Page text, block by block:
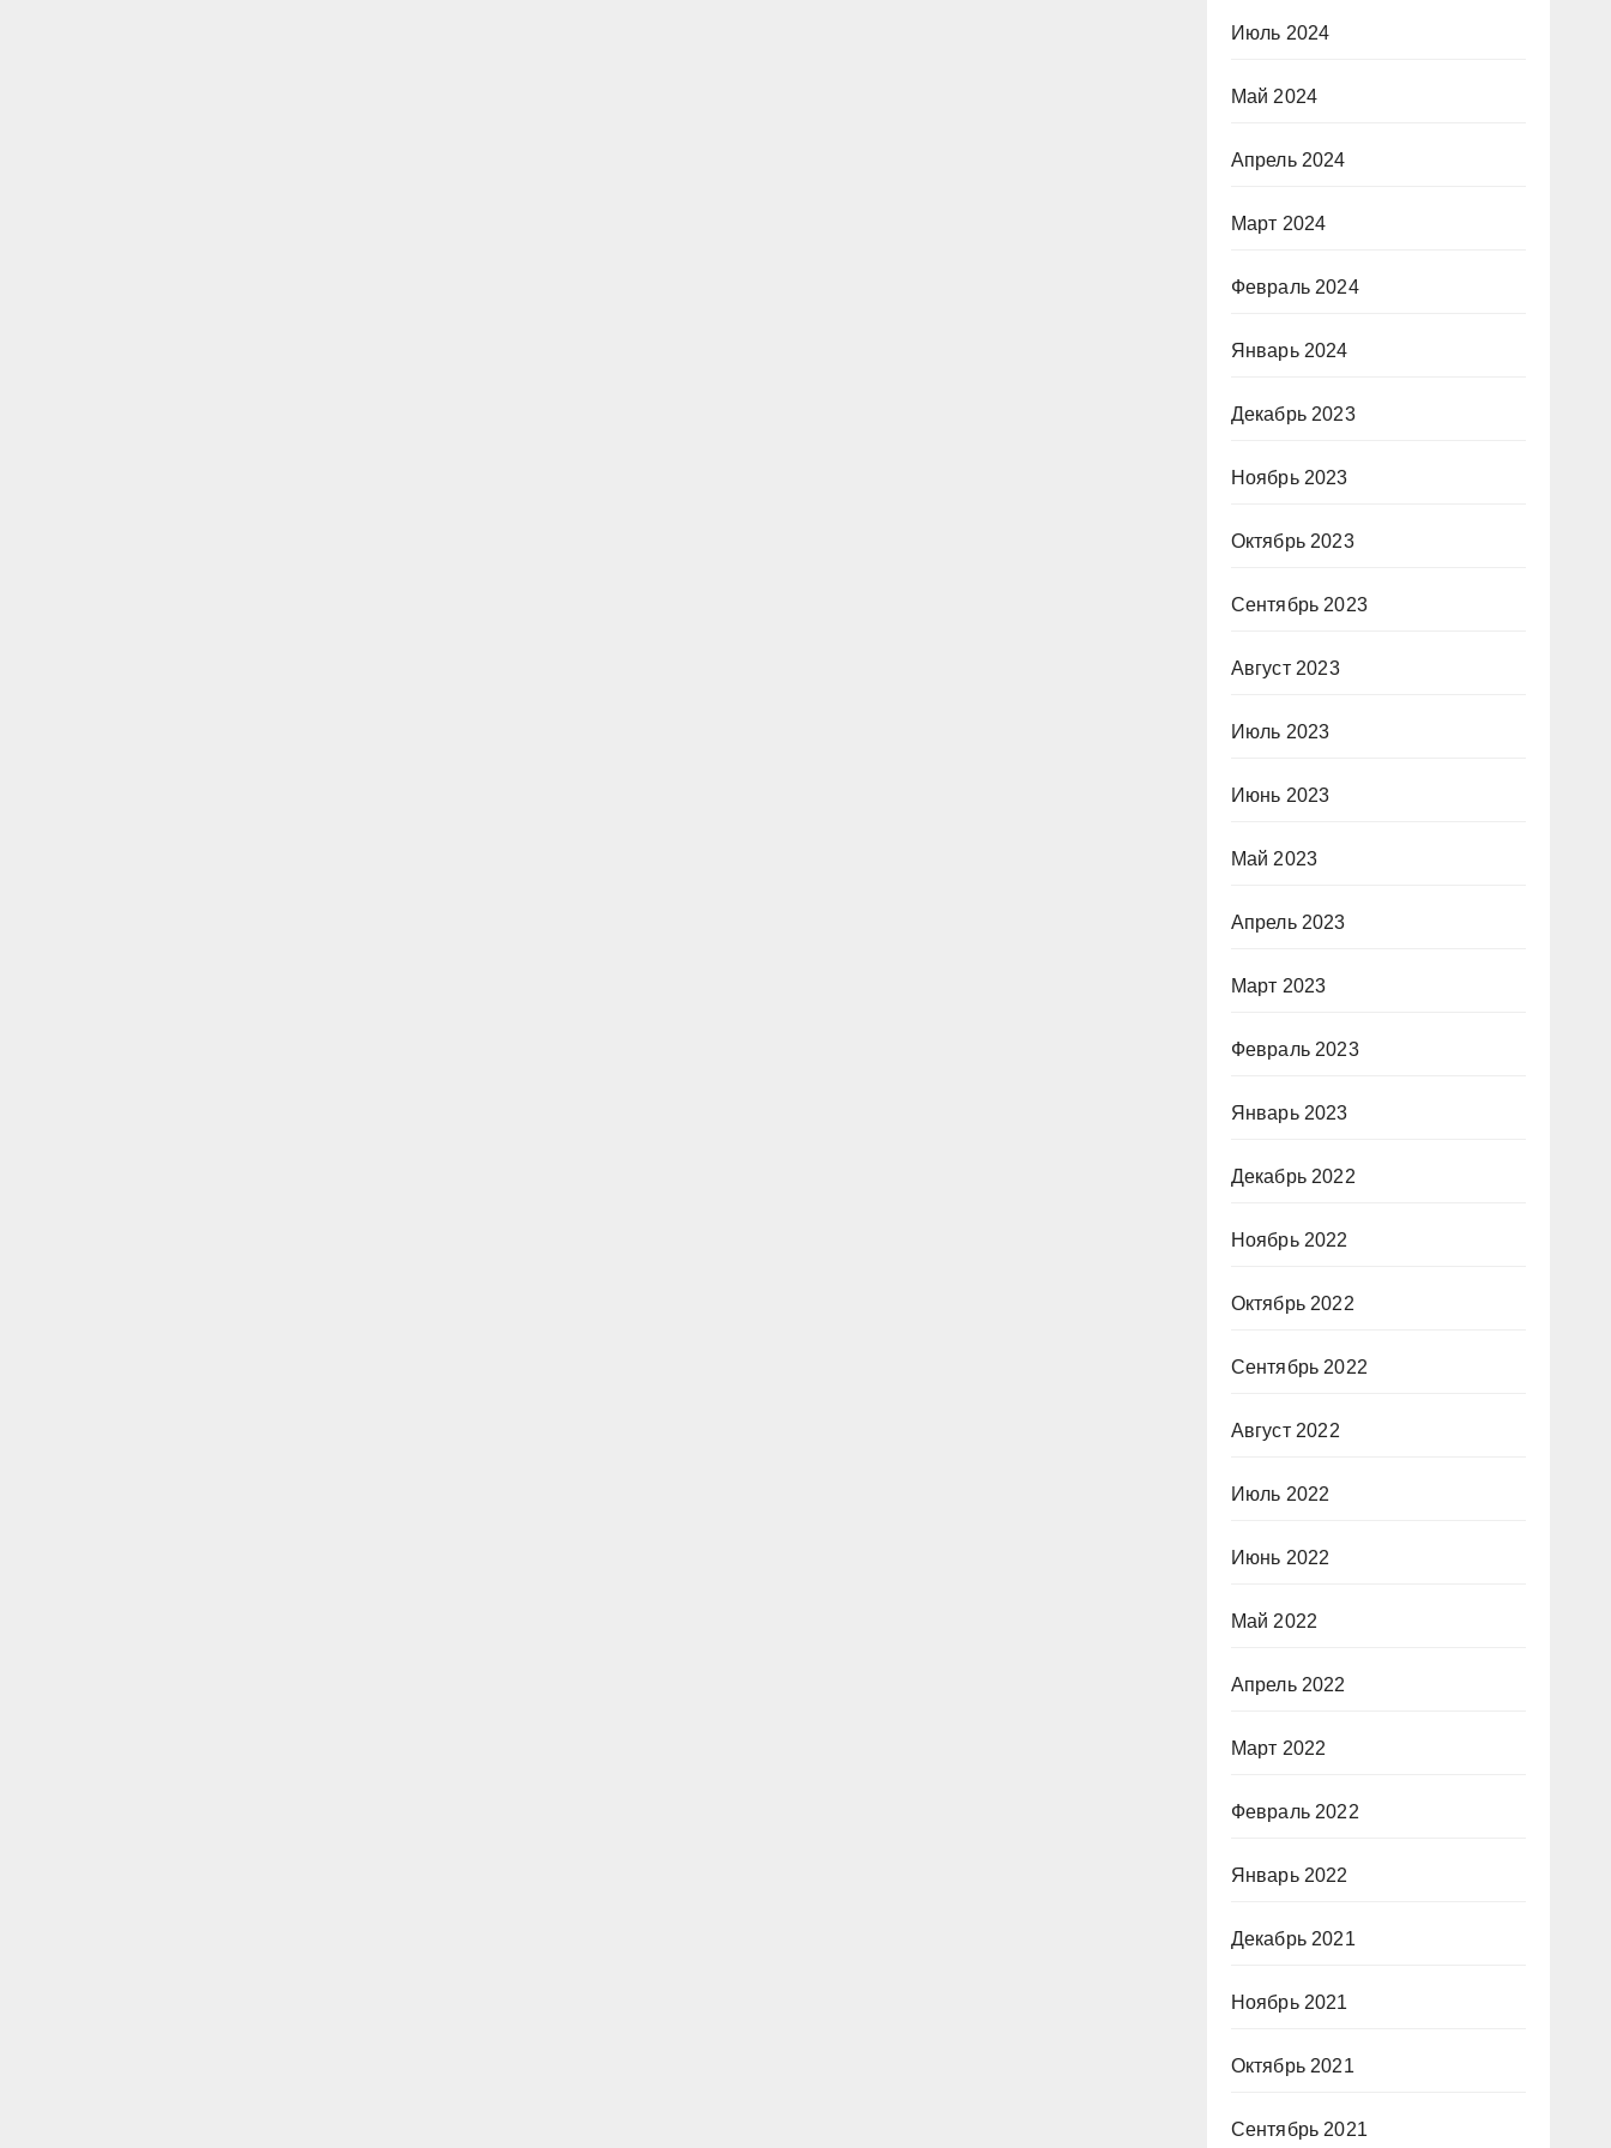
Июль 2024
Май 2024
Апрель 2024
Март 2024
Февраль 2024
Январь 2024
Декабрь 2023
Ноябрь 2023
Октябрь 2023
Сентябрь 2023
Август 2023
Июль 2023
Июнь 2023
Май 2023
Апрель 2023
Март 2023
Февраль 2023
Январь 2023
Декабрь 2022
Ноябрь 2022
Октябрь 2022
Сентябрь 2022
Август 2022
Июль 2022
Июнь 2022
Май 2022
Апрель 2022
Март 2022
Февраль 2022
Январь 2022
Декабрь 2021
Ноябрь 2021
Октябрь 2021
Сентябрь 2021